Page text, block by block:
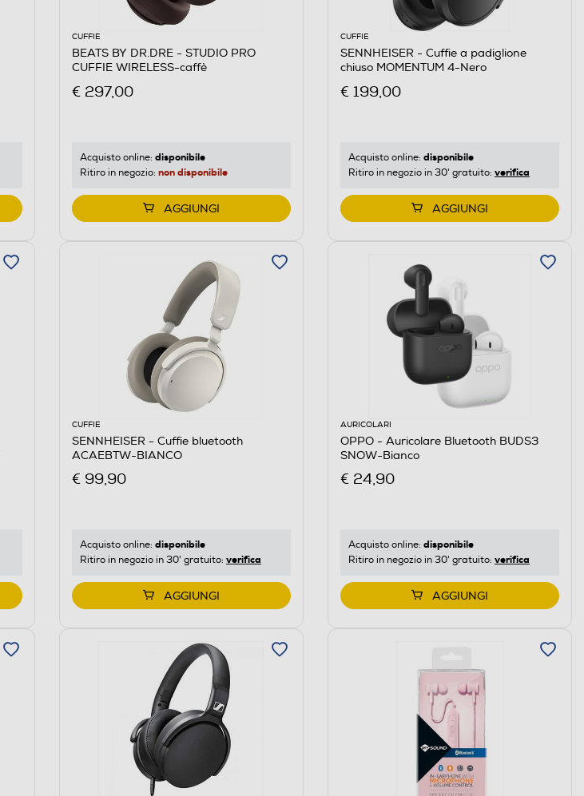
CUFFIE
BEATS BY DR.DRE - STUDIO PRO
CUFFIE WIRELESS-caffè
€ 297,00
Acquisto online: disponibile
Ritiro in negozio: non disponibile
AGGIUNGI
CUFFIE
SENNHEISER - Cuffie a padiglione
chiuso MOMENTUM 4-Nero
€ 199,00
Acquisto online: disponibile
Ritiro in negozio in 30' gratuito: verifica
AGGIUNGI
CUFFIE
SENNHEISER - Cuffie bluetooth
ACAEBTW-BIANCO
€ 99,90
Acquisto online: disponibile
Ritiro in negozio in 30' gratuito: verifica
AGGIUNGI
AURICOLARI
OPPO - Auricolare Bluetooth BUDS3
SNOW-Bianco
€ 24,90
Acquisto online: disponibile
Ritiro in negozio in 30' gratuito: verifica
AGGIUNGI